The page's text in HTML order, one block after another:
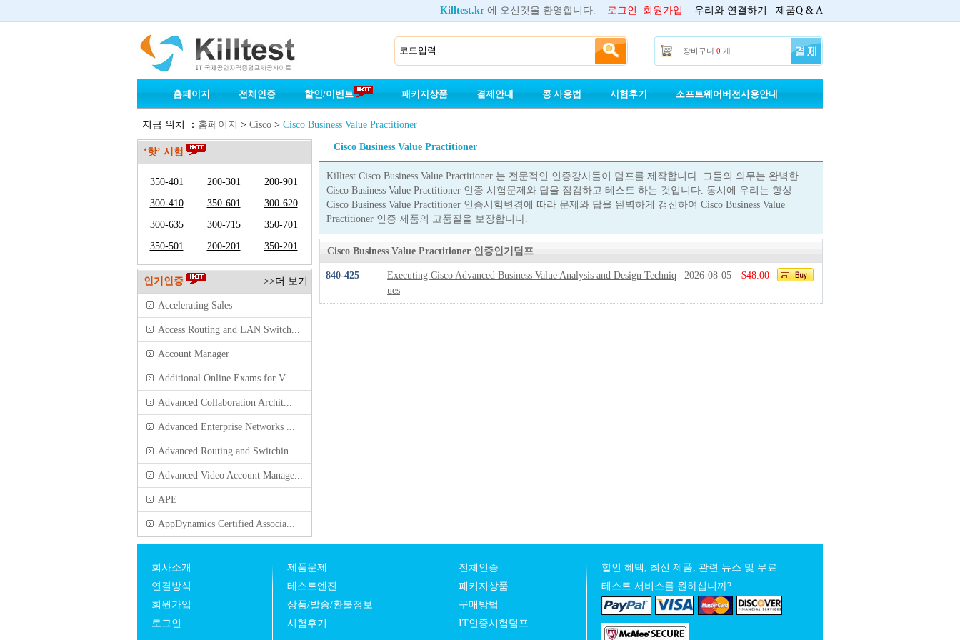
Killtest.kr 에 오신것을 환영합니다. 로그인 회원가입 우리와 연결하기 제품Q & A
장바구니 0 개
홈페이지 전체인증 할인/이벤트 패키지상품 결제안내 콩 사용법 시험후기 소프트웨어버전사용안내
지금 위치 ： 홈페이지 > Cisco > Cisco Business Value Practitioner
‘핫’ 시험
350-401 200-301
200-901
300-410
350-601
300-620
300-635
300-715
350-701
350-501
200-201 350-201
>>더 보기
인기인증
Accelerating Sales
Access Routing and LAN Switch...
Account Manager
Additional Online Exams for V...
Advanced Collaboration Archit...
Advanced Enterprise Networks ...
Advanced Routing and Switchin...
Advanced Video Account Manage...
APE
AppDynamics Certified Associa...
Cisco Business Value Practitioner
Killtest Cisco Business Value Practitioner 는 전문적인 인증강사들이 덤프를 제작합니다. 그들의 의무는 완벽한
Cisco Business Value Practitioner 인증 시험문제와 답을 점검하고 테스트 하는 것입니다. 동시에 우리는 항상
Cisco Business Value Practitioner 인증시험변경에 따라 문제와 답을 완벽하게 갱신하여 Cisco Business Value
Practitioner 인증 제품의 고품질을 보장합니다.
Cisco Business Value Practitioner 인증인기덤프
840-425
Executing Cisco Advanced Business Value Analysis and Design Techniq
ues
2026-08-05 $48.00
회사소개
연결방식
회원가입
로그인
제품문제
테스트엔진
상품/발송/환불정보
시험후기
전체인증
패키지상품
구매방법
IT인증시험덤프
할인 혜택, 최신 제품, 관련 뉴스 및 무료
테스트 서비스를 원하십니까?